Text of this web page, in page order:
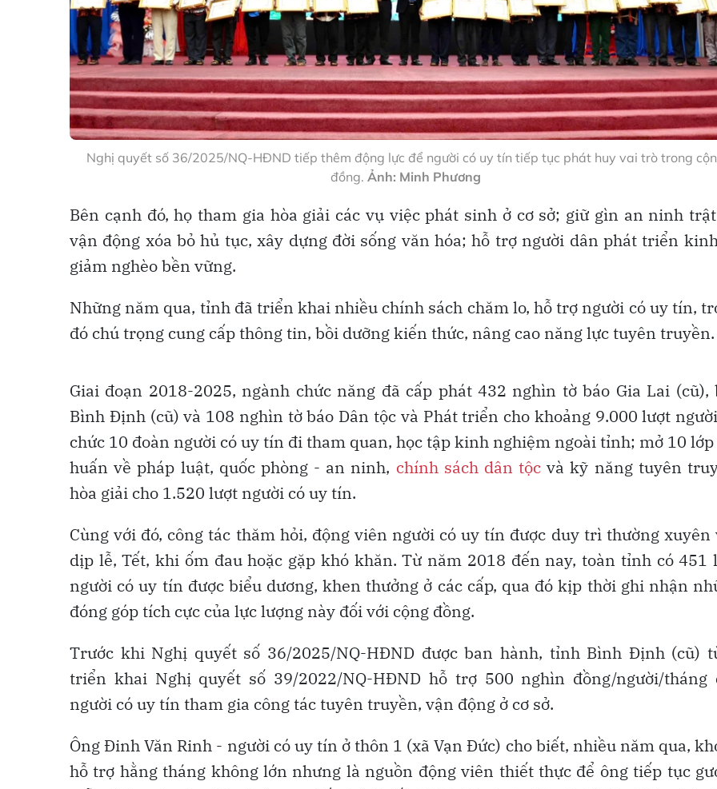
Nghị quyết số 36/2025/NQ-HĐND tiếp thêm động lực để người có uy tín tiếp tục phát huy vai trò trong
đồng. Ảnh: Minh Phương
Bên cạnh đó, họ tham gia hòa giải các vụ việc phát sinh ở cơ sở; giữ gìn an ninh
vận động xóa bỏ hủ tục, xây dựng đời sống văn hóa; hỗ trợ người dân phát triển
giảm nghèo bền vững.
Những năm qua, tỉnh đã triển khai nhiều chính sách chăm lo, hỗ trợ người có uy tín,
đó chú trọng cung cấp thông tin, bồi dưỡng kiến thức, nâng cao năng lực tuyên truyền.
Giai đoạn 2018-2025, ngành chức năng đã cấp phát 432 nghìn tờ báo Gia Lai (cũ),
Bình Định (cũ) và 108 nghìn tờ báo Dân tộc và Phát triển cho khoảng 9.000 lượt
chức 10 đoàn người có uy tín đi tham quan, học tập kinh nghiệm ngoài tỉnh; mở 10
huấn về pháp luật, quốc phòng - an ninh, chính sách dân tộc và kỹ năng tuyên
hòa giải cho 1.520 lượt người có uy tín.
Cùng với đó, công tác thăm hỏi, động viên người có uy tín được duy trì thường xuyên
dịp lễ, Tết, khi ốm đau hoặc gặp khó khăn. Từ năm 2018 đến nay, toàn tỉnh có 451
người có uy tín được biểu dương, khen thưởng ở các cấp, qua đó kịp thời ghi nhận
đóng góp tích cực của lực lượng này đối với cộng đồng.
Trước khi Nghị quyết số 36/2025/NQ-HĐND được ban hành, tỉnh Bình Định (cũ)
triển khai Nghị quyết số 39/2022/NQ-HĐND hỗ trợ 500 nghìn đồng/người/tháng
người có uy tín tham gia công tác tuyên truyền, vận động ở cơ sở.
Ông Đinh Văn Rinh - người có uy tín ở thôn 1 (xã Vạn Đức) cho biết, nhiều năm qua,
hỗ trợ hằng tháng không lớn nhưng là nguồn động viên thiết thực để ông tiếp tục